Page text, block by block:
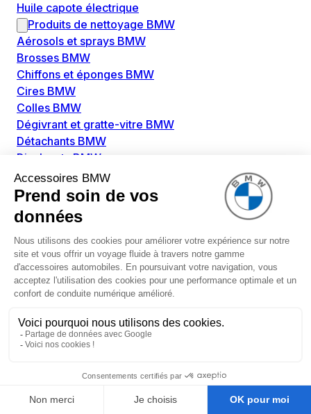
Huile capote électrique
Produits de nettoyage BMW
Aérosols et sprays BMW
Brosses BMW
Chiffons et éponges BMW
Cires BMW
Colles BMW
Dégivrant et gratte-vitre BMW
Détachants BMW
Disolvants BMW
Lubrifiants BMW
Nettoyant intérieur BMW
Nettoyant extérieur BMW
Pièces détachées BMW
Alimentation Carburant BMW
Boitier papillon BMW
Faisceau de câble pour réservoir avec pompe
d'aspiration BMW
Pompe à carburant BMW
Pompe diesel BMW
Bobines d'allumage BMW